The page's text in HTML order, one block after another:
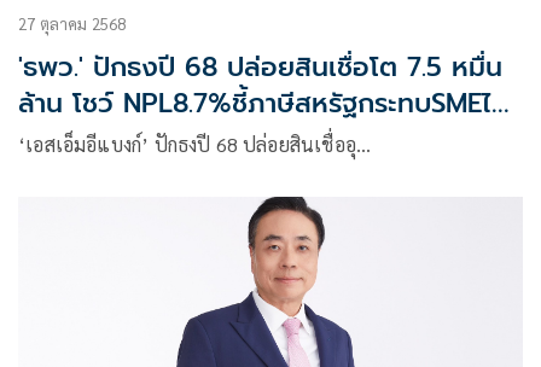
27 ตุลาคม 2568
'ธพว.' ปักธงปี 68 ปล่อยสินเชื่อโต 7.5 หมื่น
ล้าน โชว์ NPL8.7%ชี้ภาษีสหรัฐกระทบSMEไม่
มาก
‘เอสเอ็มอีแบงก์’ ปักธงปี 68 ปล่อยสินเชื่ออุ…